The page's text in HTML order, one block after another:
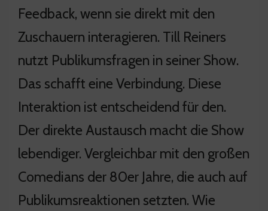
Feedback, wenn sie direkt mit den
Zuschauern interagieren. Till Reiners
nutzt Publikumsfragen in seiner Show.
Das schafft eine Verbindung. Diese
Interaktion ist entscheidend für den.
Der direkte Austausch macht die Show
lebendiger. Vergleichbar mit den großen
Comedians der 80er Jahre, die auch auf
Publikumsreaktionen setzten. Wie